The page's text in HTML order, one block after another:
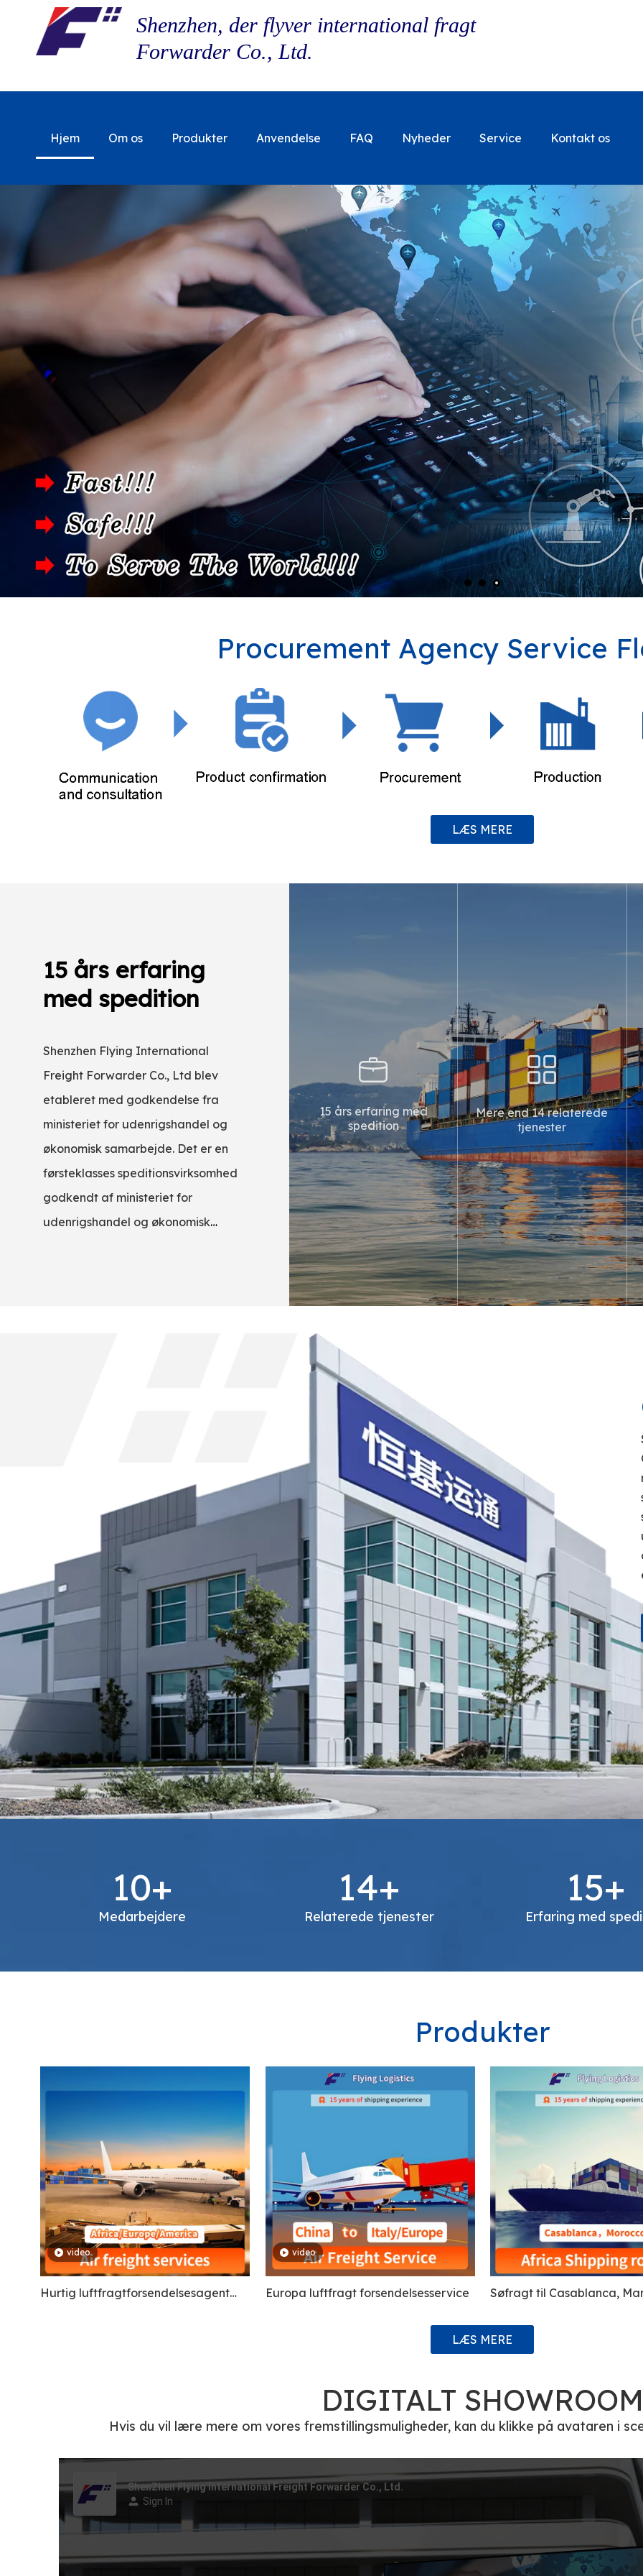
Shenzhen, der flyver international fragt
Forwarder Co., Ltd.
Hjem Om os Produkter Anvendelse FAQ Nyheder Service Kontakt os
Procurement Agency Service
LÆS MERE
15 års erfaring
med spedition
Shenzhen Flying International
Freight Forwarder Co., Ltd blev
etableret med godkendelse fra
ministeriet for udenrigshandel og
økonomisk samarbejde. Det er en
førsteklasses speditionsvirksomhed
godkendt af ministeriet for
udenrigshandel og økonomisk
Mere end 14
Virksomhedens forretningsområde
er at give indenlandske og
udenlandske kunder ekspres-, luft-,
sø- og landimport- og
eksportgodstransporttjenester,
herunder booking, stuvning,
toldangivelse, oplagring,
konsolidering, udpakning,
distribution, levering,
regningsforberedelse og
valutaafregning og en række
DHL/UPS/FedEx/
TNT
Virksomheden har omfattende og
gode
forretningssamarbejdsrelationer
med store indenlandske og
udenlandske ekspresagenter
DHL/UPS/FEDEX/TNT,
og rederier. For at levere et mere
komplet globalt
netværksservicesystem har
virksomheden underskrevet
agenturkontrakter med
15 års erfaring med
spedition
Mere end 14 relaterede
tjenester
10+
Medarbejdere
14+
Relaterede tjenester
15+
Erfaring med
Produkter
video
Hurtig luftfragtforsendelsesagent
video
Europa luftfragt forsendelsesservice
Søfragt til Casablanca,
LÆS MERE
DIGITALT SHOWROOM
Hvis du vil lære mere om vores fremstillingsmuligheder, kan du klikke på avataren i